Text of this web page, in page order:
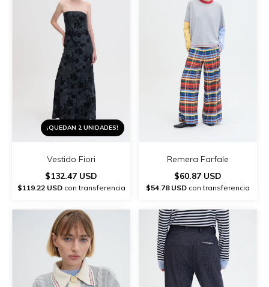
¡QUEDAN 2 UNIDADES!
Vestido Fiori
$132.47 USD
$119.22 USDcon transferencia
Remera Farfale
$60.87 USD
$54.78 USD con transferencia